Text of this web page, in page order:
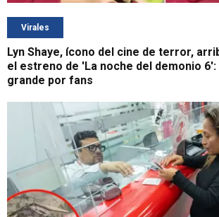
Virales
Lyn Shaye, ícono del cine de terror,
el estreno de 'La noche del demonio
grande por fans